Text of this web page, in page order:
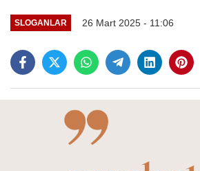
SLOGANLAR 26 Mart 2025 - 11:06